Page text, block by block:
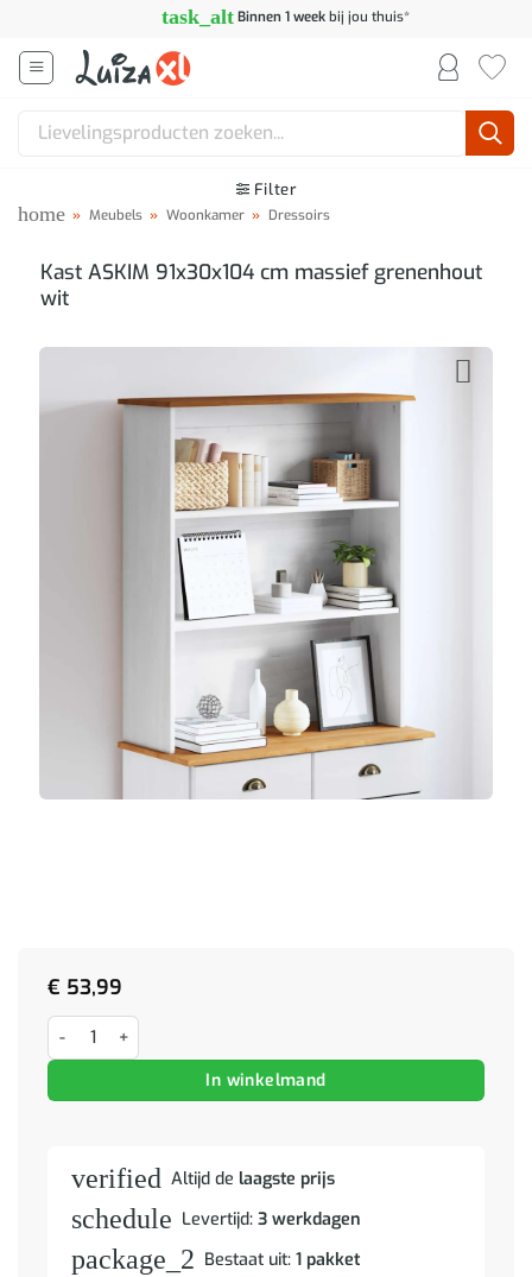
inhoud
task_alt Binnen 1 weekbij jou thuis*
Zoeken
Filter
home » Meubels » Woonkamer » Dressoirs
Kast ASKIM 91x30x104 cm massief grenenhout
wit
€ 53,99
Kast ASKIM 91x30x104 cm massief grenenhout wit aantal
In winkelmand
verified Altijd de laagste prijs
schedule Levertijd: 3 werkdagen
package_2 Bestaat uit: 1 pakket